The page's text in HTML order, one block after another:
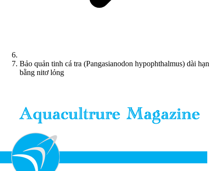
Bảo quản tinh cá tra (Pangasianodon hypophthalmus) dài hạn
bằng nitơ lỏng